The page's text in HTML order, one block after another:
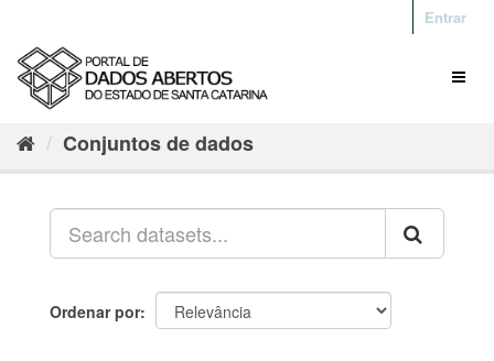
Entrar
Conjuntos de dados
Ordenar por